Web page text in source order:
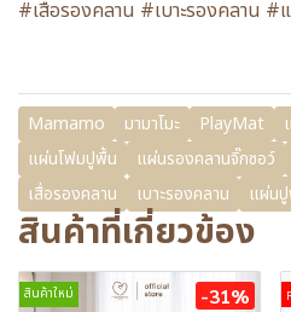
#เสื่อรองคลาน #เบาะรองคลาน
Mamamo มามาโมะ PlayMat
แผ่นโฟมปูพื้น
แผ่นรองคลานจิ๊กซอว์
เสื่อรองคลาน
เบาะรองคลาน แผ่น
สินค้าที่เกี่ยวข้อง
สินค้าใหม่ -31%